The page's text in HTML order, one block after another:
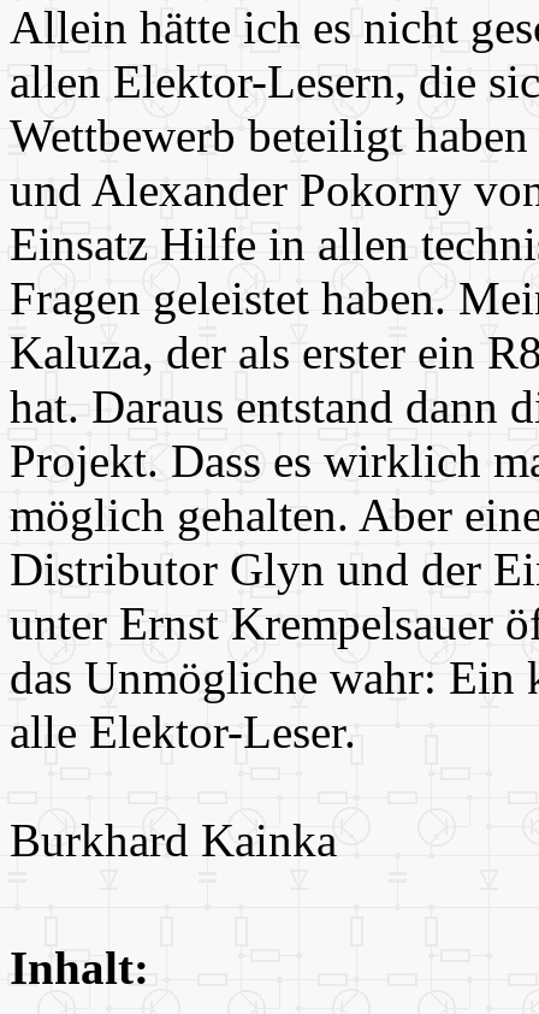
Allein hätte ich es nicht
allen Elektor-Lesern, die
Wettbewerb beteiligt
und Alexander Pokorny
Einsatz Hilfe in allen
Fragen geleistet haben.
Kaluza, der als erster ein
hat. Daraus entstand dann
Projekt. Dass es wirklich
möglich gehalten. Aber
Distributor Glyn und der
unter Ernst Krempelsauer
das Unmögliche wahr:
alle Elektor-Leser.
Burkhard Kainka
Inhalt: